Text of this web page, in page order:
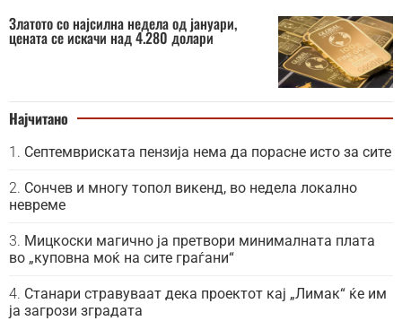
Златото со најсилна недела од јануари,
цената се искачи над 4.280 долари
Најчитано
Септемвриската пензија нема да порасне исто за сите
Сончев и многу топол викенд, во недела локално
невреме
Мицкоски магично ја претвори минималната плата
во „куповна моќ на сите граѓани“
Станари стравуваат дека проектот кај „Лимак“ ќе им
ја загрози зградата